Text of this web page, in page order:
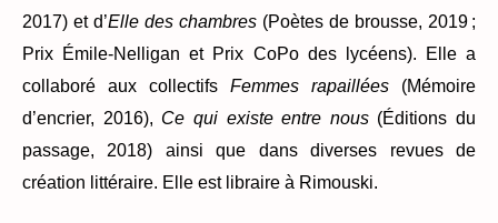
2017) et d’Elle des chambres (Poètes de brousse, 2019 ;
Prix Émile-Nelligan et Prix CoPo des lycéens). Elle a
collaboré aux collectifs Femmes rapaillées (Mémoire
d’encrier, 2016), Ce qui existe entre nous(Éditions du
passage, 2018) ainsi que dans diverses revues de
création littéraire. Elle est libraire à Rimouski.